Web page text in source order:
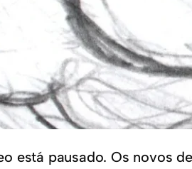
está pausado. Os novos